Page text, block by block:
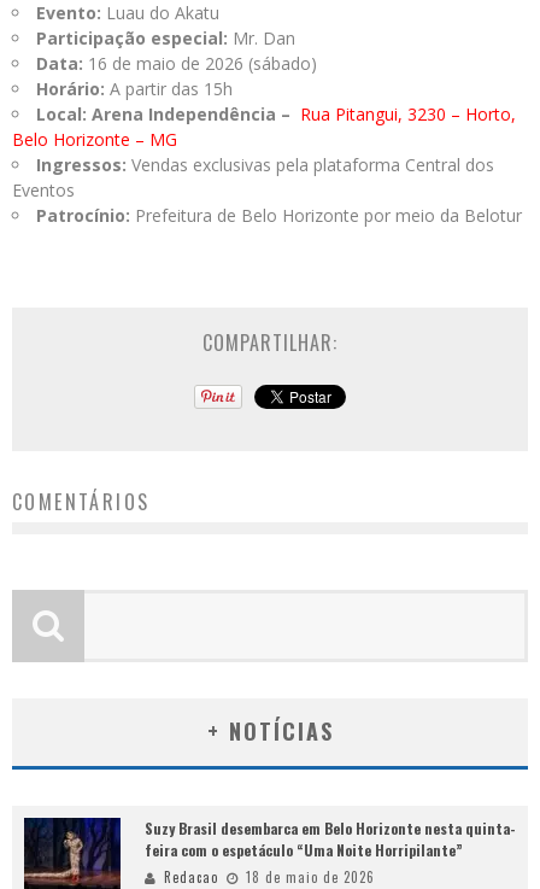
Evento: Luau do Akatu
Participação especial: Mr. Dan
Data: 16 de maio de 2026 (sábado)
Horário: A partir das 15h
Local: Arena Independência – Rua Pitangui, 3230 – Horto,
Belo Horizonte – MG
Ingressos: Vendas exclusivas pela plataforma Central dos
Eventos
Patrocínio: Prefeitura de Belo Horizonte por meio da Belotur
COMPARTILHAR:
COMENTÁRIOS
+ NOTÍCIAS
Suzy Brasil desembarca em Belo Horizonte nesta quinta-
feira com o espetáculo “Uma Noite Horripilante”
Redacao 18 de maio de 2026